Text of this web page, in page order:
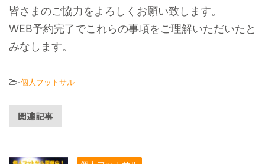
皆さまのご協力をよろしくお願い致します。
WEB予約完了でこれらの事項をご理解いただいたと
みなします。
-個人フットサル
関連記事